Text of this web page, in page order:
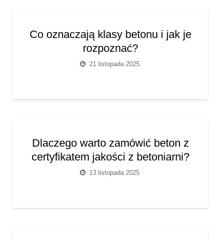
Co oznaczają klasy betonu i jak je
rozpoznać?
21 listopada 2025
Dlaczego warto zamówić beton z
certyfikatem jakości z betoniarni?
13 listopada 2025